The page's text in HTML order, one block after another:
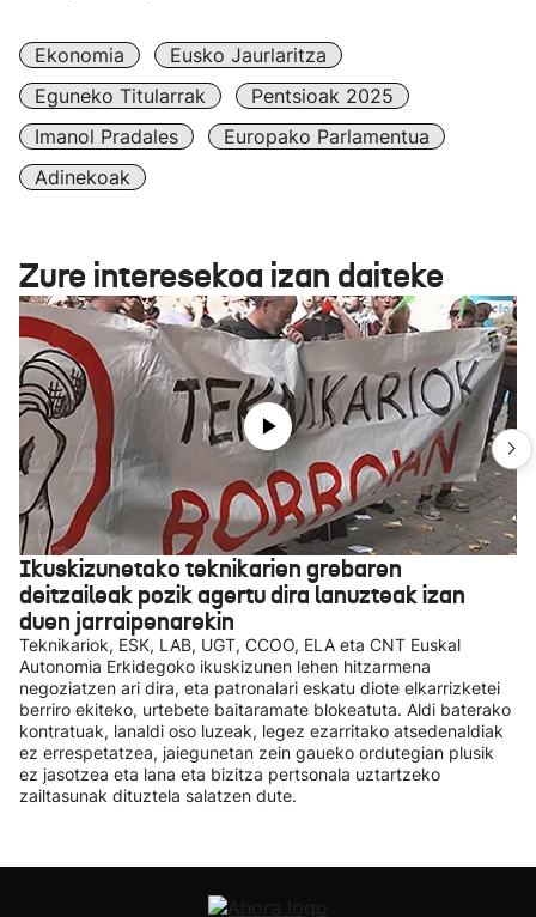
Ekonomia
Eusko Jaurlaritza
Eguneko Titularrak
Pentsioak 2025
Imanol Pradales
Europako Parlamentua
Adinekoak
Zure interesekoa izan daiteke
Ikuskizunetako teknikarien grebaren
deitzaileak pozik agertu dira lanuzteak izan
duen jarraipenarekin
Teknikariok, ESK, LAB, UGT, CCOO, ELA eta CNT Euskal
Autonomia Erkidegoko ikuskizunen lehen hitzarmena
negoziatzen ari dira, eta patronalari eskatu diote elkarrizketei
berriro ekiteko, urtebete baitaramate blokeatuta. Aldi baterako
kontratuak, lanaldi oso luzeak, legez ezarritako atsedenaldiak
ez errespetatzea, jaiegunetan zein gaueko ordutegian plusik
ez jasotzea eta lana eta bizitza pertsonala uztartzeko
zailtasunak dituztela salatzen dute.